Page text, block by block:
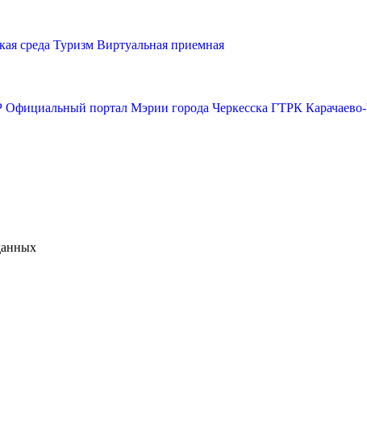
среда Туризм Виртуальная приемная
Официальный портал Мэрии города Черкесска ГТРК